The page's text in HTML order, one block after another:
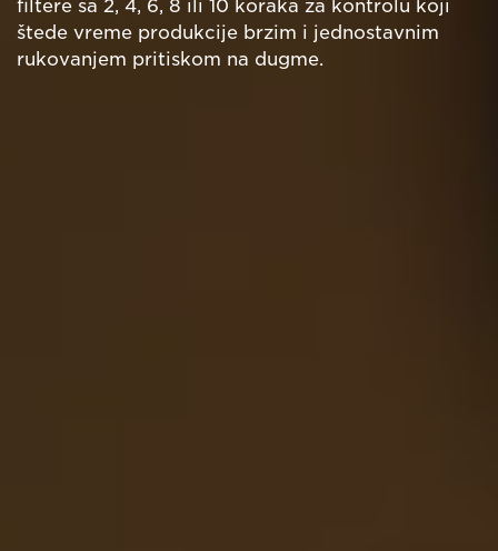
filtere sa 2, 4, 6, 8 ili 10 koraka za kontrolu koji
štede vreme produkcije brzim i jednostavnim
rukovanjem pritiskom na dugme.